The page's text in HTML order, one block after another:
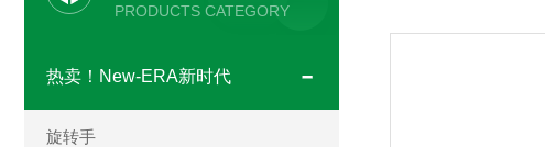
PRODUCTS CATEGORY
热卖！New-ERA新时代
旋转手